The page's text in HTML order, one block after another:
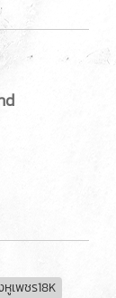
เพชร18K